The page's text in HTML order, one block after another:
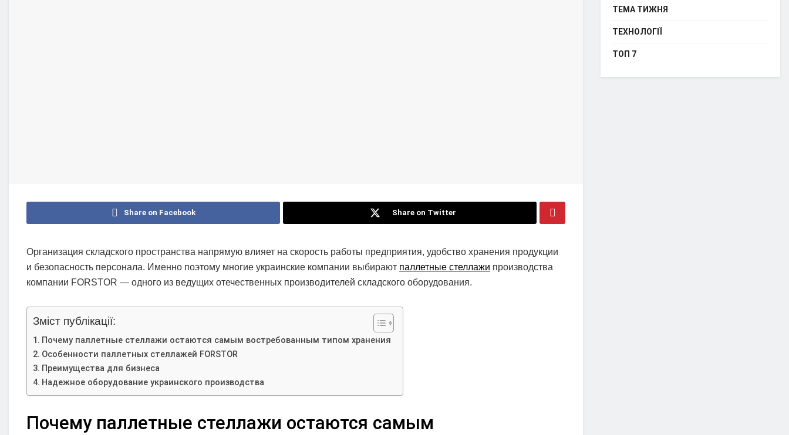
Share on Facebook Share on Twitter
Организация складского пространства напрямую влияет на скорость работы предприятия, удобство хранения продукции
и безопасность персонала. Именно поэтому многие украинские компании выбирают паллетные стеллажи производства
компании FORSTOR — одного из ведущих отечественных производителей складского оборудования.
Зміст публікації:
Почему паллетные стеллажи остаются самым востребованным типом хранения
Особенности паллетных стеллажей FORSTOR
Преимущества для бизнеса
Надежное оборудование украинского производства
Почему паллетные стеллажи остаются самым
ТЕМА ТИЖНЯ
ТЕХНОЛОГІЇ
ТОП 7